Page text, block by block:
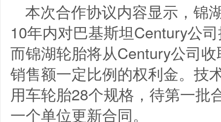
本次合作协议内容显示，锦
10年内对巴基斯坦Century公
而锦湖轮胎将从Century公司
销售额一定比例的权利金。技
用车轮胎28个规格，待第一批
一个单位更新合同。